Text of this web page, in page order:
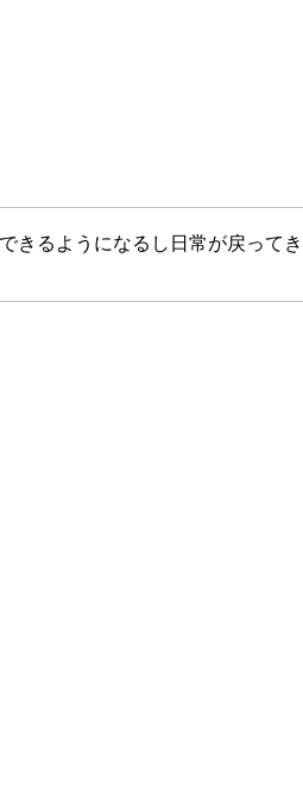
きるようになるし日常が戻ってき